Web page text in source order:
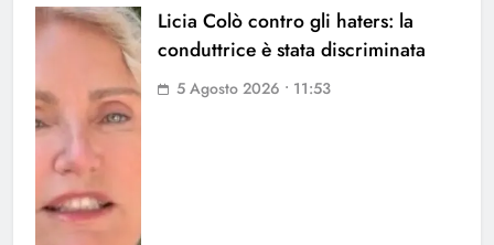
Licia Colò contro gli haters: la
conduttrice è stata discriminata
5 Agosto 2026 • 11:53